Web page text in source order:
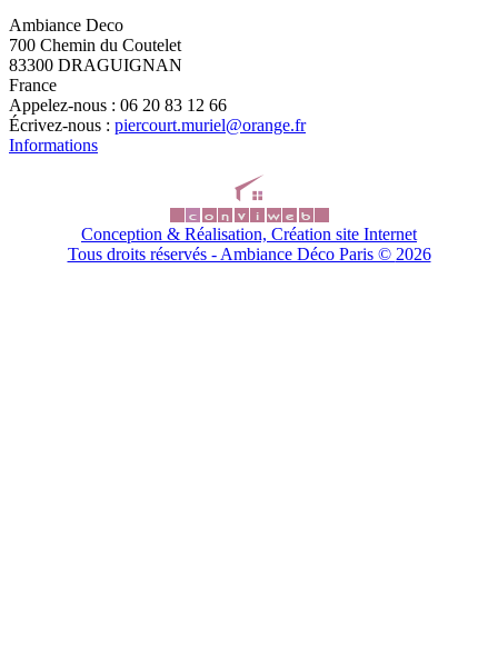
Ambiance Deco
700 Chemin du Coutelet
83300 DRAGUIGNAN
France
Appelez-nous : 06 20 83 12 66
Écrivez-nous : piercourt.muriel@orange.fr
Informations
Conception & Réalisation, Création site Internet
Tous droits réservés - Ambiance Déco Paris © 2026